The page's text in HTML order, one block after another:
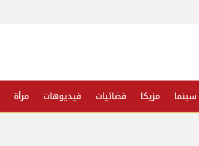
سينما مزيكا فضائيات فيديوهات مرأة